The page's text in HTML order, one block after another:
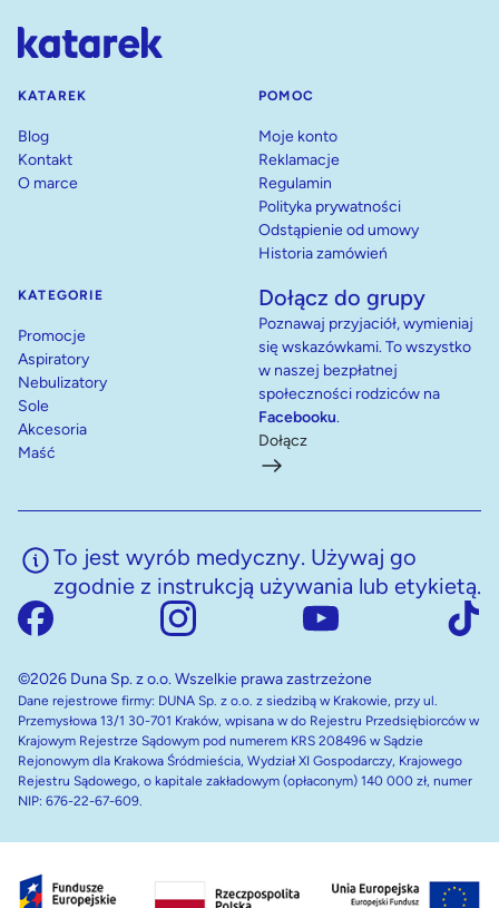
KATAREK
Blog
Kontakt
O marce
POMOC
Moje konto
Reklamacje
Regulamin
Polityka prywatności
Odstąpienie od umowy
Historia zamówień
KATEGORIE
Promocje
Aspiratory
Nebulizatory
Sole
Akcesoria
Maść
Dołącz do grupy
Poznawaj przyjaciół, wymieniaj
się wskazówkami. To wszystko
w naszej bezpłatnej
społeczności rodziców na
Facebooku.
Dołącz
To jest wyrób medyczny. Używaj go
zgodnie z instrukcją używania lub etykietą.
©2026 Duna Sp. z o.o. Wszelkie prawa zastrzeżone
Dane rejestrowe firmy: DUNA Sp. z o.o. z siedzibą w Krakowie, przy ul.
Przemysłowa 13/1 30-701 Kraków, wpisana w do Rejestru Przedsiębiorców w
Krajowym Rejestrze Sądowym pod numerem KRS 208496 w Sądzie
Rejonowym dla Krakowa Śródmieścia, Wydział XI Gospodarczy, Krajowego
Rejestru Sądowego, o kapitale zakładowym (opłaconym) 140 000 zł, numer
NIP: 676-22-67-609.